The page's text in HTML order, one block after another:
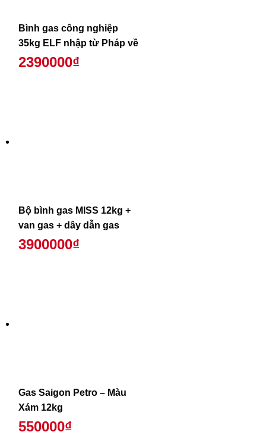
Bình gas công nghiệp
35kg ELF nhập từ Pháp về
2390000₫
Bộ bình gas MISS 12kg +
van gas + dây dẫn gas
3900000₫
Gas Saigon Petro – Màu
Xám 12kg
550000₫